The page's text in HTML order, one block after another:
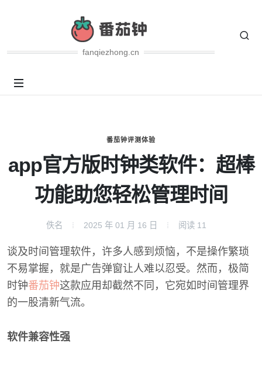
fanqiezhong.cn
番茄钟评测体验
app官方版时钟类软件：超棒
功能助您轻松管理时间
佚名 2025 年 01 月 16 日 阅读 11
谈及时间管理软件，许多人感到烦恼，不是操作繁琐
不易掌握，就是广告弹窗让人难以忍受。然而，极简
时钟番茄钟这款应用却截然不同，它宛如时间管理界
的一股清新气流。
软件兼容性强